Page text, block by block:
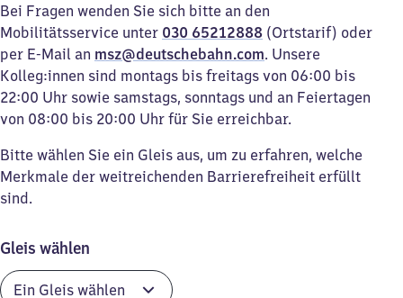
Bei Fragen wenden Sie sich bitte an den
Mobilitätsservice unter 030 65212888 (Ortstarif) oder
per E-Mail an msz@deutschebahn.com. Unsere
Kolleg:innen sind montags bis freitags von 06:00 bis
22:00 Uhr sowie samstags, sonntags und an Feiertagen
von 08:00 bis 20:00 Uhr für Sie erreichbar.
Bitte wählen Sie ein Gleis aus, um zu erfahren, welche
Merkmale der weitreichenden Barrierefreiheit erfüllt
sind.
Gleis wählen